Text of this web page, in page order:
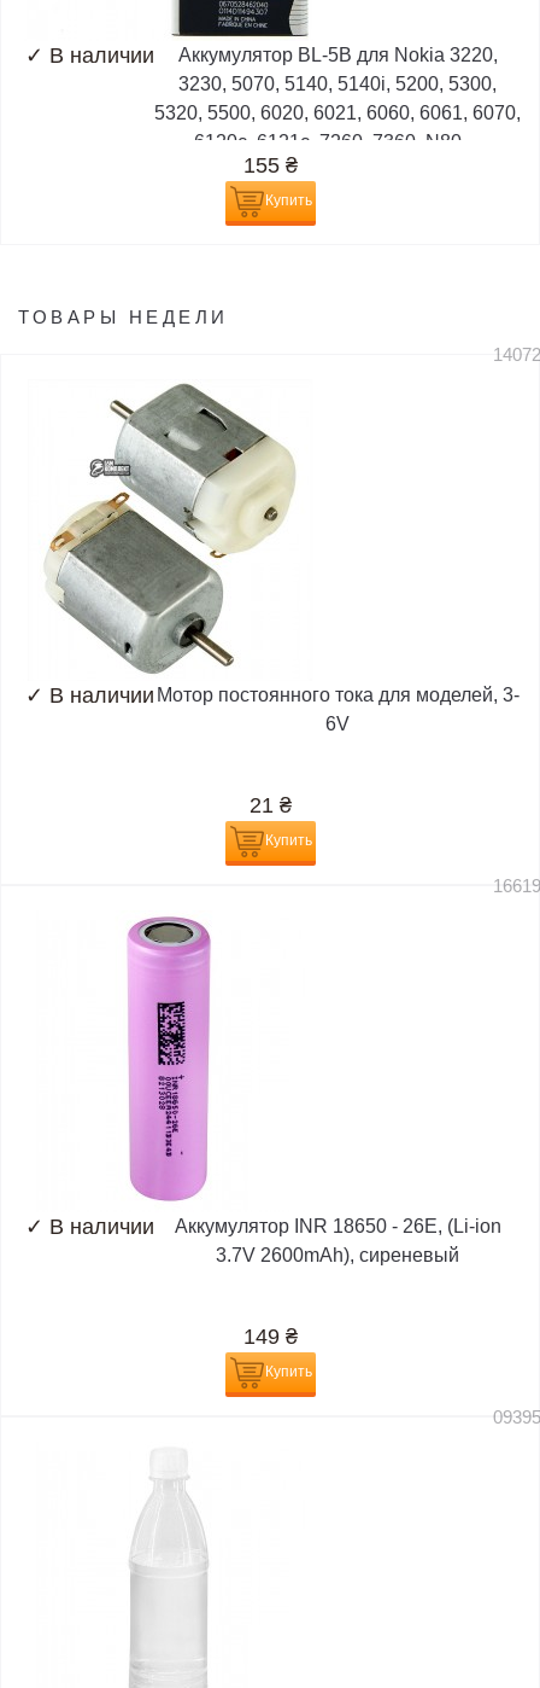
✓ В наличии
Аккумулятор BL-5B для Nokia 3220,
3230, 5070, 5140, 5140i, 5200, 5300,
5320, 5500, 6020, 6021, 6060, 6061, 6070,
6120c, 6121c, 7260, 7360, N80,...
155 ₴
Купить
ТОВАРЫ НЕДЕЛИ
✓ В наличии Мотор постоянного тока для моделей, 3-
6V
21 ₴
Купить
✓ В наличии
Аккумулятор INR 18650 - 26E, (Li-ion
3.7V 2600mAh), сиреневый
149 ₴
Купить